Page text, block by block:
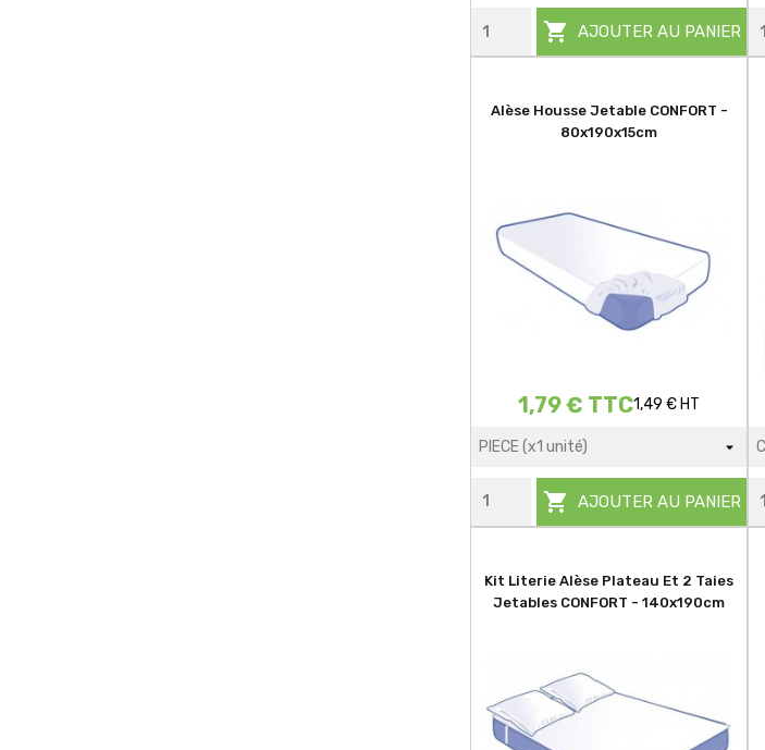
 AJOUTER AU PANIER
Alèse Housse Jetable CONFORT -
80x190x15cm
1,79 € TTC1,49 € HT
 AJOUTER AU PANIER
Kit Literie Alèse Plateau Et 2 Taies
Jetables CONFORT - 140x190cm